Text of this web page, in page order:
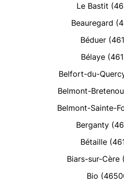
Le Bastit
Beauregard
Béduer
Bélaye
Belfort-du-
Belmont-
Belmont-Sainte-
Berganty
Bétaille
Biars-sur-Cère
Bio